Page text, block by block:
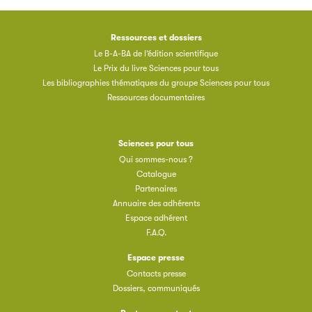
Ressources et dossiers
Le B-A-BA de l’édition scientifique
Le Prix du livre Sciences pour tous
Les bibliographies thématiques du groupe Sciences pour tous
Ressources documentaires
Sciences pour tous
Qui sommes-nous ?
Catalogue
Partenaires
Annuaire des adhérents
Espace adhérent
F.A.Q.
Espace presse
Contacts presse
Dossiers, communiqués
Les petits champions de la lecture
Le jeu de lecture à voix haute gratuit et ouvert à tous les
enfants de CM1 et de CM2.